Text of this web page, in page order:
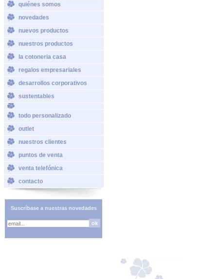
quiénes somos
novedades
nuevos productos
nuestros productos
la cotoneria casa
regalos empresariales
desarrollos corporativos
sustentables
todo personalizado
outlet
nuestros clientes
puntos de venta
venta telefónica
contacto
Suscríbase a nuestras novedades